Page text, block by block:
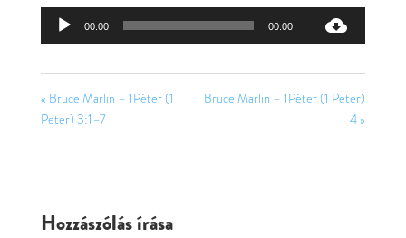
Audió
00:00 00:00
« Bruce Marlin – 1Péter (1
Peter) 3:1–7
Bruce Marlin – 1Péter (1 Peter)
4 »
Hozzászólás írása